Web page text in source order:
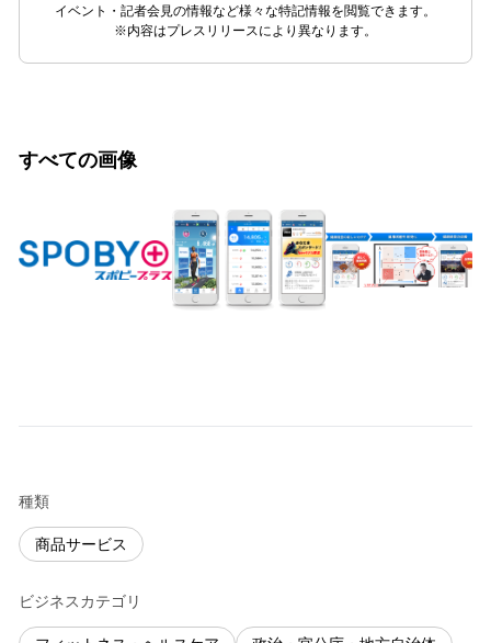
イベント・記者会見の情報など様々な特記情報を閲覧できます。
※内容はプレスリリースにより異なります。
すべての画像
種類
商品サービス
ビジネスカテゴリ